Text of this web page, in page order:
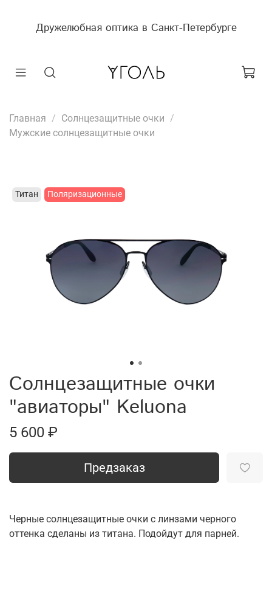
Дружелюбная оптика в Санкт-Петербурге
Главная
Солнцезащитные очки
Мужские солнцезащитные очки
Титан Поляризационные
Солнцезащитные очки
"авиаторы" Keluona
5 600 ₽
Предзаказ
Черные солнцезащитные очки с линзами черного
оттенка сделаны из титана. Подойдут для парней.